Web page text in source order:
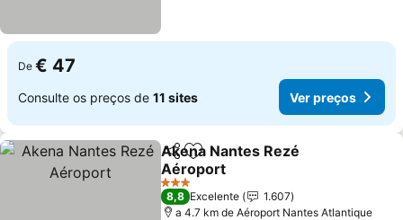
De € 47
Consulte os preços de 11 sites Ver preços
PartilharAdicionar aos favoritos
Akena Nantes Rezé
Aéroport
3 Estrelas
8,8 Excelente
1.607
a 4.7 km de Aéroport Nantes Atlantique